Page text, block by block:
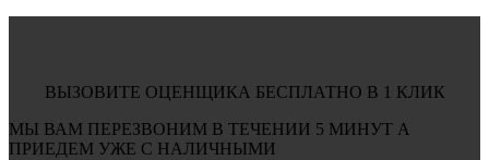
ВЫЗОВИТЕ ОЦЕНЩИКА БЕСПЛАТНО В 1 КЛИК
МЫ ВАМ ПЕРЕЗВОНИМ В ТЕЧЕНИИ 5 МИНУТ А
ПРИЕДЕМ УЖЕ С НАЛИЧНЫМИ